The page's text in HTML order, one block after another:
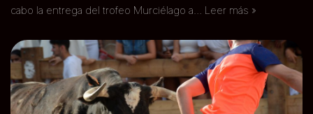
cabo la entrega del trofeo Murciélago a… Leer más »